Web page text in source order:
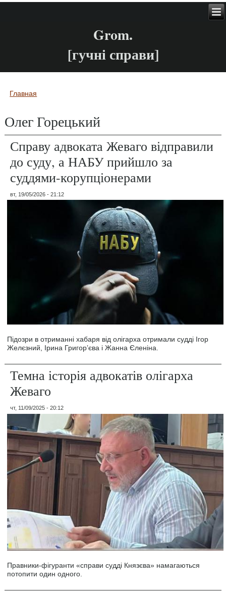
Grom.
[гучні справи]
Вы здесь
Главная
Олег Горецький
Справу адвоката Жеваго відправили
до суду, а НАБУ прийшло за
суддями-корупціонерами
вт, 19/05/2026 - 21:12
Підозри в отриманні хабаря від олігарха отримали судді Ігор
Желєзний, Ірина Григорʼєва і Жанна Єленіна.
Темна історія адвокатів олігарха
Жеваго
чт, 11/09/2025 - 20:12
Правники-фігуранти «справи судді Князєва» намагаються
потопити один одного.